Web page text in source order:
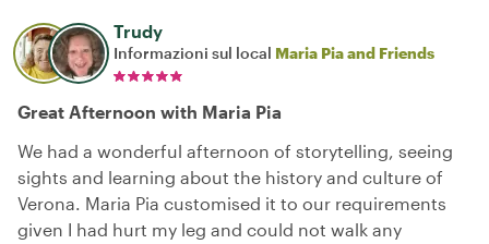
Trudy
Informazioni sul local Maria Pia and Friends
Great Afternoon with Maria Pia
We had a wonderful afternoon of storytelling, seeing
sights and learning about the history and culture of
Verona. Maria Pia customised it to our requirements
given I had hurt my leg and could not walk any